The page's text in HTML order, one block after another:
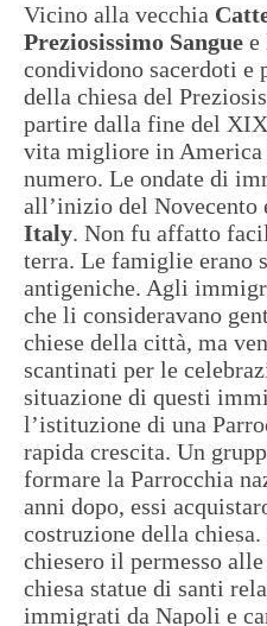
Vicino alla vecchia
Preziosissimo Sangue e
condividono sacerdoti e
della chiesa del
partire dalla fine del
vita migliore in America
numero. Le ondate di
all’inizio del
Italy. Non fu affatto
terra. Le famiglie erano
antigeniche. Agli
che li consideravano
chiese della città, ma
scantinati per le
situazione di questi
l’istituzione di una
rapida crescita. Un
formare la Parrocchia
anni dopo, essi
costruzione della
chiesero il permesso
chiesa statue di santi
immigrati da Napoli e